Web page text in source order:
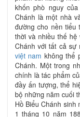
khốn phò nguy
Chánh là một nhà
đường cho nền tiểu
thời và nhiều thế
Chánh với tất cả sự
việt nam không thể
Chánh. Một trong
chính là tác phẩm
đầy ấn tượng, thể
bộ những năm cuối
Hồ Biểu Chánh sinh
1 tháng 10 năm